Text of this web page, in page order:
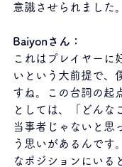
意識させられました。
Baiyonさん：
これはプレイヤーに
いという大前提で、
すね。この台詞の起
としては、「どんな
当事者じゃないと思
う思いがあるんです
なポジションにいる